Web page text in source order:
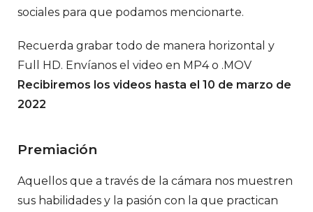
sociales para que podamos mencionarte.
Recuerda grabar todo de manera horizontal y
Full HD. Envíanos el video en MP4 o .MOV
Recibiremos los videos hasta el 10 de marzo de
2022
Premiación
Aquellos que a través de la cámara nos muestren
sus habilidades y la pasión con la que practican